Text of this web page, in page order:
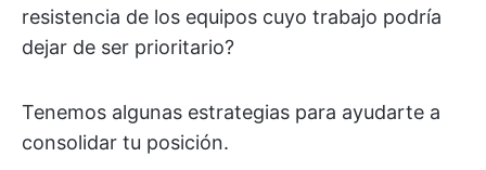
resistencia de los equipos cuyo trabajo podría
dejar de ser prioritario?
Tenemos algunas estrategias para ayudarte a
consolidar tu posición.